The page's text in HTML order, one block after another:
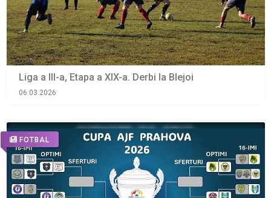
Liga a III-a, Etapa a XIX-a. Derbi la Blejoi
06.03.2026
FOTBAL